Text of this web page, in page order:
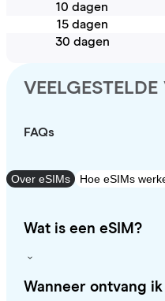
10 dagen
15 dagen
30 dagen
VEELGESTELDE
FAQs
Over eSIMs Hoe eSIMs
Wat is een eSIM?
Wanneer ontvang